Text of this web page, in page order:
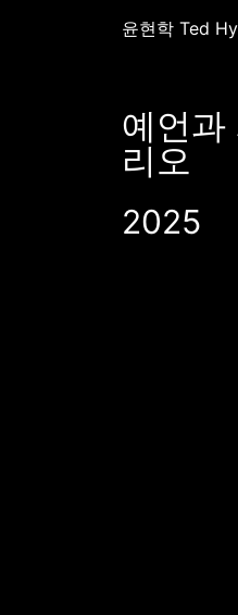
윤현학 Ted
예언과
리오
2025